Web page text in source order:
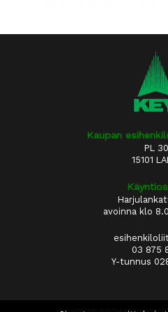
Kaupan
PL 30
15101
avoinna klo
03 875
Y-tunnus